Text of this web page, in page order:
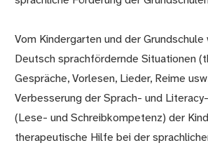
Vom Kindergarten und der Grundschule
Deutsch sprachfördernde Situationen
Gespräche, Vorlesen, Lieder, Reime
Verbesserung der Sprach- und
(Lese- und Schreibkompetenz) der
therapeutische Hilfe bei der